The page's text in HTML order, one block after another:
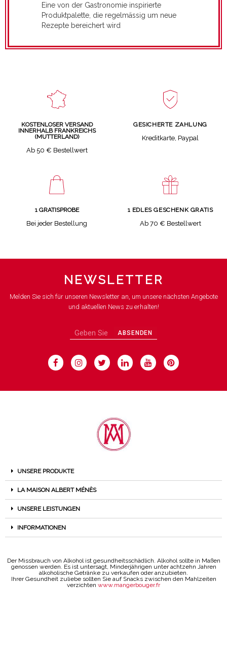
Eine von der Gastronomie inspirierte
Produktpalette, die regelmässig um neue
Rezepte bereichert wird
KOSTENLOSER VERSAND
INNERHALB FRANKREICHS
(MUTTERLAND)
Ab 50 € Bestellwert
GESICHERTE ZAHLUNG
Kreditkarte, Paypal
1 GRATISPROBE
Bei jeder Bestellung
1 EDLES GESCHENK GRATIS
Ab 70 € Bestellwert
NEWSLETTER
Melden Sie sich für unseren Newsletter an, um unsere nächsten Angebote
und aktuellen News zu erhalten!
ABSENDEN
UNSERE PRODUKTE
LA MAISON ALBERT MÉNÈS
UNSERE LEISTUNGEN
INFORMATIONEN
Der Missbrauch von Alkohol ist gesundheitsschädlich. Alkohol sollte in Maßen
genossen werden. Es ist untersagt, Minderjährigen unter achtzehn Jahren
alkoholische Getränke zu verkaufen oder anzubieten.
Ihrer Gesundheit zuliebe sollten Sie auf Snacks zwischen den Mahlzeiten
verzichten www.mangerbouger.fr